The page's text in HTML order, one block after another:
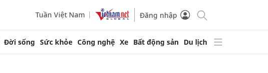
Tuần Việt Nam Đăng nhập
Đời sống Sức khỏe Công nghệ Xe Bất động sản Du lịch